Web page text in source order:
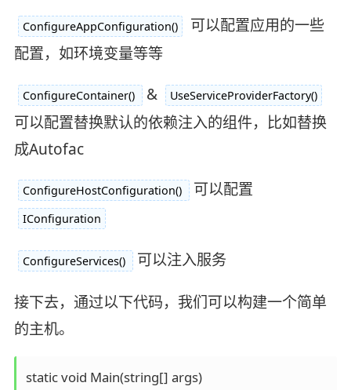
ConfigureAppConfiguration()
可以配置应用的一些
配置，如环境变量等等
ConfigureContainer() & UseServiceProviderFactory()
可以配置替换默认的依赖注入的组件，比如替换
成Autofac
ConfigureHostConfiguration() 可以配置
IConfiguration
ConfigureServices() 可以注入服务
接下去，通过以下代码，我们可以构建一个简单
的主机。
static void Main(string[] args)